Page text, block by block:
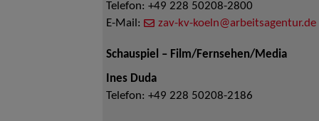
Telefon: +49 228 50208-2800
E-Mail:
zav-kv-koeln@arbeitsagentur.de
Schauspiel – Film/Fernsehen/Media
Ines Duda
Telefon: +49 228 50208-2186